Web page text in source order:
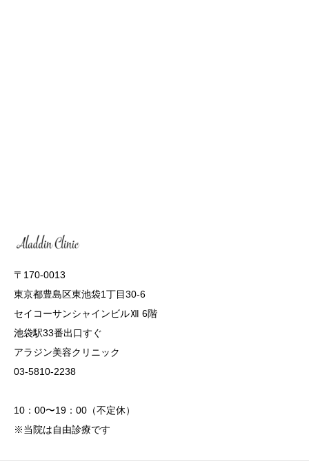
〒170-0013
東京都豊島区東池袋1丁目30-6
セイコーサンシャインビルⅫ 6階
池袋駅33番出口すぐ
アラジン美容クリニック
03-5810-2238
10：00〜19：00（不定休）
※当院は自由診療です